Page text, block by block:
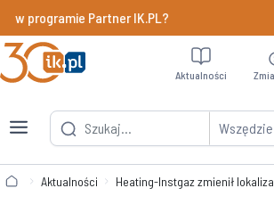
programie Partner IK.PL?
Wszędzie
Aktualności
Aktualności Heating-Instgaz zmienił